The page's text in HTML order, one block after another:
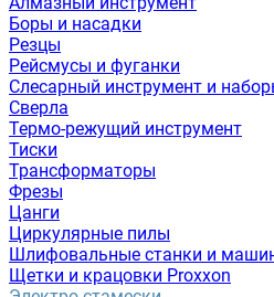
Боры и насадки
Резцы
Рейсмусы и фуганки
Слесарный инструмент и
Сверла
Термо-режущий инструмент
Тиски
Трансформаторы
Фрезы
Цанги
Циркулярные пилы
Шлифовальные станки и
Щетки и крацовки Proxxon